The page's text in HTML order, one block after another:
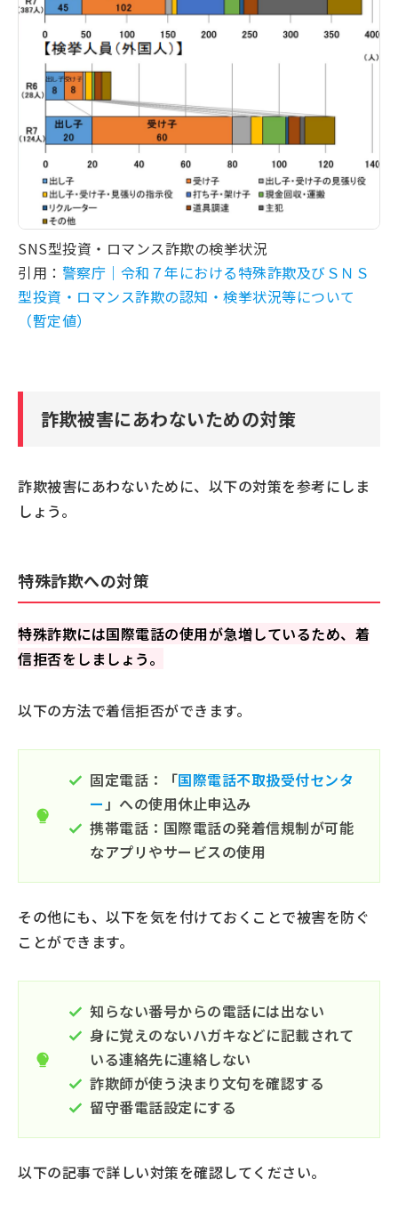
SNS型投資・ロマンス詐欺の検挙状況
引用： 警察庁｜令和７年における特殊詐欺及びＳＮＳ
型投資・ロマンス詐欺の認知・検挙状況等について
（暫定値）
詐欺被害にあわないための対策
詐欺被害にあわないために、以下の対策を参考にしま
しょう。
特殊詐欺への対策
特殊詐欺には国際電話の使用が急増しているため、着
信拒否をしましょう。
以下の方法で着信拒否ができます。
固定電話：「国際電話不取扱受付センタ
ー」への使用休止申込み
携帯電話：国際電話の発着信規制が可能
なアプリやサービスの使用
その他にも、以下を気を付けておくことで被害を防ぐ
ことができます。
知らない番号からの電話には出ない
身に覚えのないハガキなどに記載されて
いる連絡先に連絡しない
詐欺師が使う決まり文句を確認する
留守番電話設定にする
以下の記事で詳しい対策を確認してください。